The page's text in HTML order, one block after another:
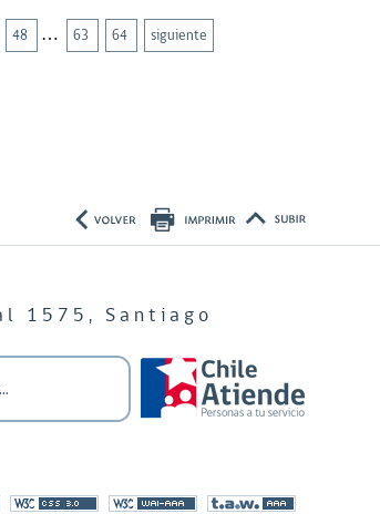
48 … 63 64 siguiente
1575, Santiago